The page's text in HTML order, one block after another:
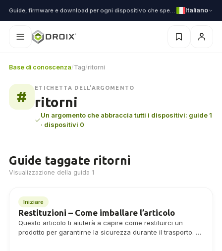
Italiano
Base di conoscenza/Tag/ritorni
#
ETICHETTA DELL'ARGOMENTO
ritorni
Un argomento che abbraccia tutti i dispositivi: guide 1
· dispositivi 0
Guide taggate ritorni
Visualizzazione della guida 1
Iniziare
Restituzioni – Come imballare l’articolo
Questo articolo ti aiuterà a capire come restituirci un
prodotto per garantirne la sicurezza durante il trasporto. Ti